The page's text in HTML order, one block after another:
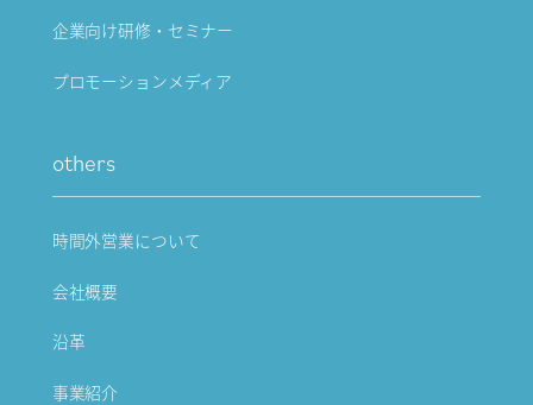
企業向け研修・セミナー
プロモーションメディア
others
時間外営業について
会社概要
沿革
事業紹介